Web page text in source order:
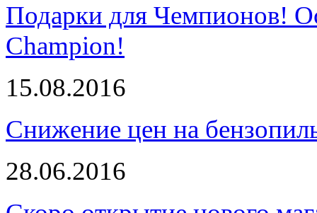
Подарки для Чемпионов!
Champion!
15.08.2016
Снижение цен на
28.06.2016